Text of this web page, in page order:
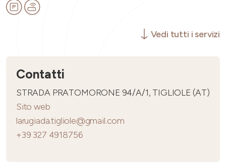
Vedi tutti i servizi
Contatti
STRADA PRATOMORONE 94/A/1, TIGLIOLE (AT)
Sito web
larugiada.tigliole@gmail.com
+39 327 4918756